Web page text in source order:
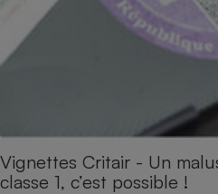
Vignettes Critair - Un
classe 1, c’est possible !